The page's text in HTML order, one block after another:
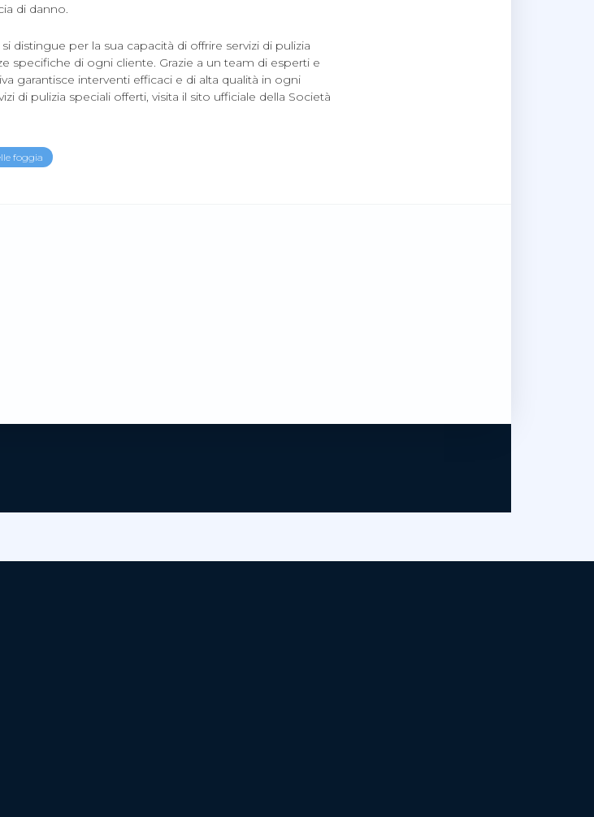
di danno.
si distingue per la sua capacità di offrire servizi di pulizia
specifiche di ogni cliente. Grazie a un team di esperti e
garantisce interventi efficaci e di alta qualità in ogni
di pulizia speciali offerti, visita il sito ufficiale della Società
foggia